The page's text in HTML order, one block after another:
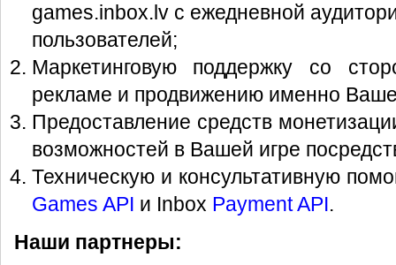
games.inbox.lvс ежедневной
пользователей;
Маркетинговую поддержку со
рекламе и продвижению именно
Предоставление средств
возможностей в Вашей игре
Техническую и консультативную
Games API и Inbox Payment API.
Наши партнеры: